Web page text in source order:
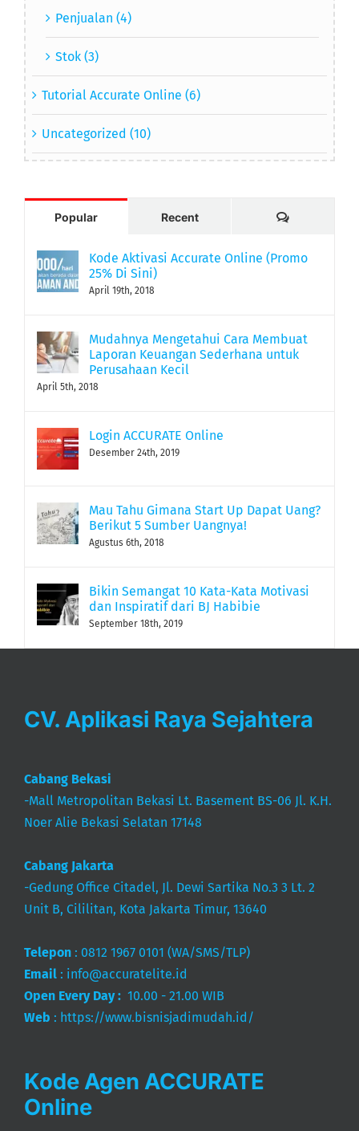
Penjualan (4)
Stok (3)
Tutorial Accurate Online (6)
Uncategorized (10)
Popular Recent Comments
Kode Aktivasi Accurate Online (Promo
25% Di Sini)
April 19th, 2018
Mudahnya Mengetahui Cara Membuat
Laporan Keuangan Sederhana untuk
Perusahaan Kecil
April 5th, 2018
Login ACCURATE Online
Desember 24th, 2019
Mau Tahu Gimana Start Up Dapat Uang?
Berikut 5 Sumber Uangnya!
Agustus 6th, 2018
Bikin Semangat 10 Kata-Kata Motivasi
dan Inspiratif dari BJ Habibie
September 18th, 2019
CV. Aplikasi Raya Sejahtera
Cabang Bekasi
-Mall Metropolitan Bekasi Lt. Basement BS-06 Jl. K.H.
Noer Alie Bekasi Selatan 17148
Cabang Jakarta
-Gedung Office Citadel, Jl. Dewi Sartika No.3 3 Lt. 2
Unit B, Cililitan, Kota Jakarta Timur, 13640
Telepon : 0812 1967 0101 (WA/SMS/TLP)
Email : info@accuratelite.id
Open Every Day : 10.00 - 21.00 WIB
Web : https://www.bisnisjadimudah.id/
Kode Agen ACCURATE
Online